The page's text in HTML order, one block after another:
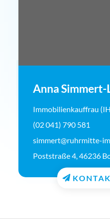
Anna
Immobilienkauffrau
(02 041) 790 581
simmert@ruhrmitte-
Poststraße 4, 46236